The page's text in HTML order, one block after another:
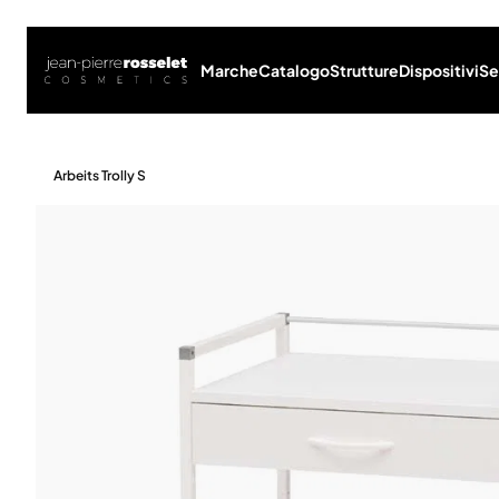
MarcheCatalogoStruttureDispositivi
Arbeits Trolly S